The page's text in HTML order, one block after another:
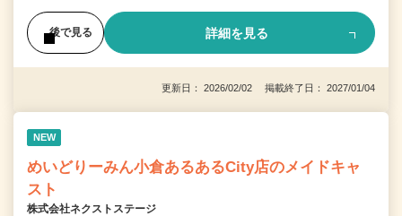
後で見る 詳細を見る
更新日： 2026/02/02 掲載終了日： 2027/01/04
NEW
めいどりーみん小倉あるあるCity店のメイドキャ
スト
株式会社ネクストステージ